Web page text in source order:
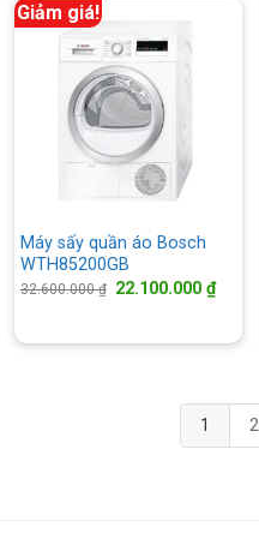
Giảm giá!
Máy sấy quần áo Bosch
WTH85200GB
32.600.000₫ Giá
22.100.000₫Giá
hiện
1 2